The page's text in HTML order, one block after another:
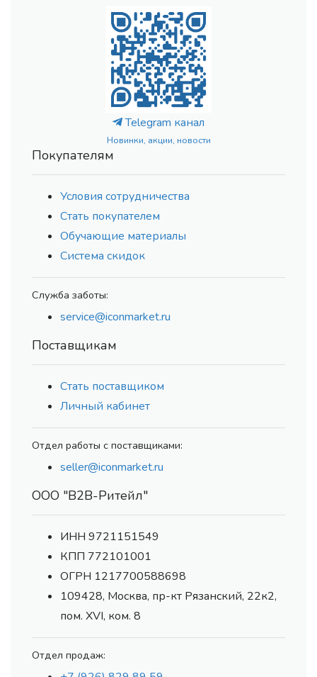
Telegram канал
Новинки, акции, новости
Покупателям
Условия сотрудничества
Стать покупателем
Обучающие материалы
Система скидок
Служба заботы:
service@iconmarket.ru
Поставщикам
Стать поставщиком
Личный кабинет
Отдел работы с поставщиками:
seller@iconmarket.ru
ООО "В2В-Ритейл"
ИНН 9721151549
КПП 772101001
ОГРН 1217700588698
109428, Москва, пр-кт Рязанский, 22к2,
пом. XVI, ком. 8
Отдел продаж: